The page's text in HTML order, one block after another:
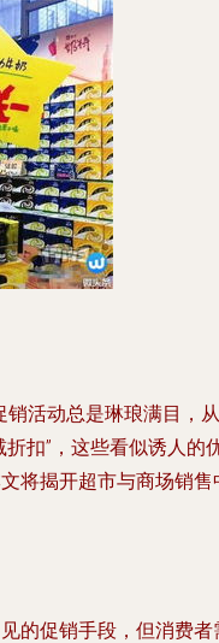
活动总是琳琅满目，从
折扣”，这些看似诱人的
将揭开超市与商场销售
的促销手段，但消费者